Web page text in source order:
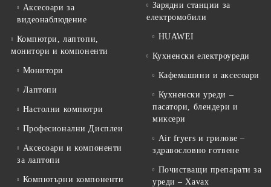
Аксесоари за
видеонаблюдение
Компютри, лаптопи,
монитори и компоненти
Монитори
Лаптопи
Настолни компютри
Професионални Дисплеи
Аксесоари и компоненти
за лаптопи
Компютърни компоненти
Зарядни станции за
електромобили
HUAWEI
Кухненски електроуреди
Кафемашини и аксесоари
Кухненски уреди –
пасатори, блендери и
миксери
Air fryers и грилове –
здравословно готвене
Почистващи препарати за
уреди – Xavax